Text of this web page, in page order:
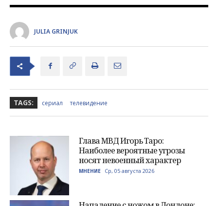
JULIA GRINJUK
TAGS: сериал телевидение
Глава МВД Игорь Таро:
Наиболее вероятные угрозы
носят невоенный характер
МНЕНИЕ Ср, 05 августа 2026